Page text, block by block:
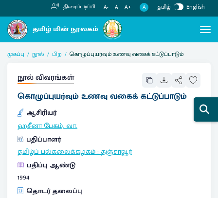
திரைப்படிப்பி A- A A+ A தமிழ் English
முகப்பு நூல் பிற கொழுப்புயர்வும் உணவு வகைக் கட்டுப்பாடும்
நூல் விவரங்கள்
கொழுப்புயர்வும் உணவு வகைக் கட்டுப்பாடும்
ஆசிரியர்
ஹசீனா பேகம், வா.
பதிப்பாளர்
தமிழ்ப் பல்கலைக்கழகம்:தஞ்சாவூர்
பதிப்பு ஆண்டு
1994
தொடர் தலைப்பு